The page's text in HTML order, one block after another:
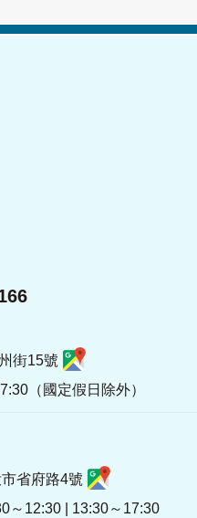
街15號
（國定假日除外）
省府路4號
～12:30 | 13:30～17:30